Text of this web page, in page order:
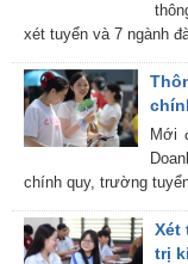
xét tuyển và 7 ngành
Mới
chính quy, trường
Xét
trị